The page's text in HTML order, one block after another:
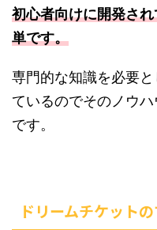
初心者向けに開発さ
単です。
専門的な知識を必要
ているのでそのノウ
です。
ドリームチケット